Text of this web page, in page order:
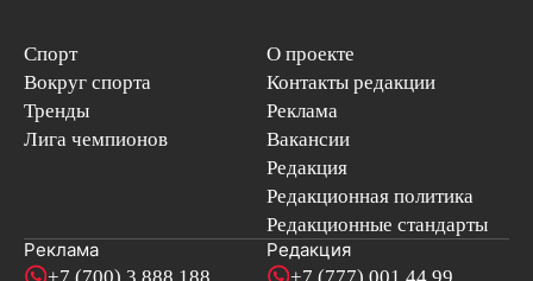
Спорт
Вокруг спорта
Тренды
Лига чемпионов
О проекте
Контакты редакции
Реклама
Вакансии
Редакция
Редакционная политика
Редакционные стандарты
Реклама Редакция